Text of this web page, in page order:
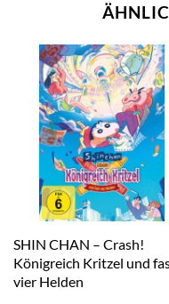
SHIN CHAN – Crash!
Königreich Kritzel und
vier Helden